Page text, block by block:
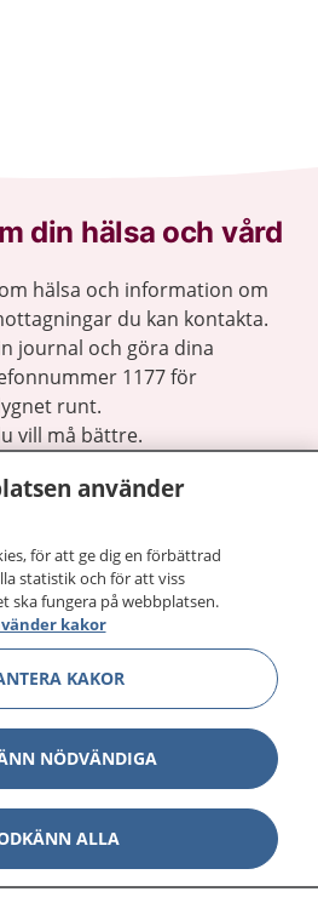
din hälsa och vård
hälsa och information om
du kan kontakta.
journal och göra dina
1177 för
runt.
vill må bättre.
Visa
använder
för att ge dig en förbättrad
statistik och för att viss
ska fungera på webbplatsen.
kakor
KAKOR
NÖDVÄNDIGA
ALLA